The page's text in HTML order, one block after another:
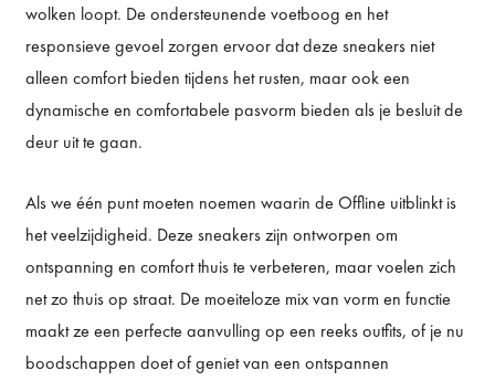
wolken loopt. De ondersteunende voetboog en het
responsieve gevoel zorgen ervoor dat deze sneakers niet
alleen comfort bieden tijdens het rusten, maar ook een
dynamische en comfortabele pasvorm bieden als je besluit de
deur uit te gaan.
Als we één punt moeten noemen waarin de Offline uitblinkt is
het veelzijdigheid. Deze sneakers zijn ontworpen om
ontspanning en comfort thuis te verbeteren, maar voelen zich
net zo thuis op straat. De moeiteloze mix van vorm en functie
maakt ze een perfecte aanvulling op een reeks outfits, of je nu
boodschappen doet of geniet van een ontspannen